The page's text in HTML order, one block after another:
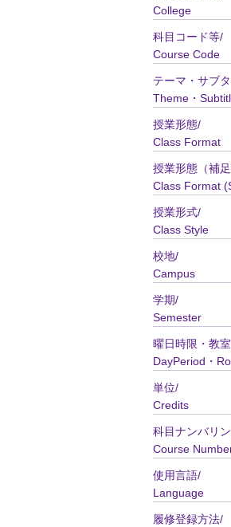
College
科目コード等/
Course Code
テーマ・サブ
Theme・
授業形態/
Class Format
授業形態（補
Class Format
授業形式/
Class Style
校地/
Campus
学期/
Semester
曜日時限・教
DayPeriod・
単位/
Credits
科目ナンバリ
Course
使用言語/
Language
履修登録方法/